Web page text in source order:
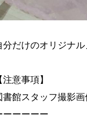
分だけのオリジナ
注意事項】
書館スタッフ撮影画
ーーーーー